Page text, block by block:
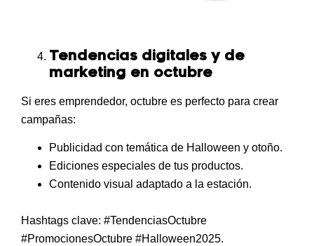
Tendencias digitales y de
marketing en octubre
Si eres emprendedor, octubre es perfecto para crear
campañas:
Publicidad con temática de Halloween y otoño.
Ediciones especiales de tus productos.
Contenido visual adaptado a la estación.
Hashtags clave: #TendenciasOctubre
#PromocionesOctubre #Halloween2025.